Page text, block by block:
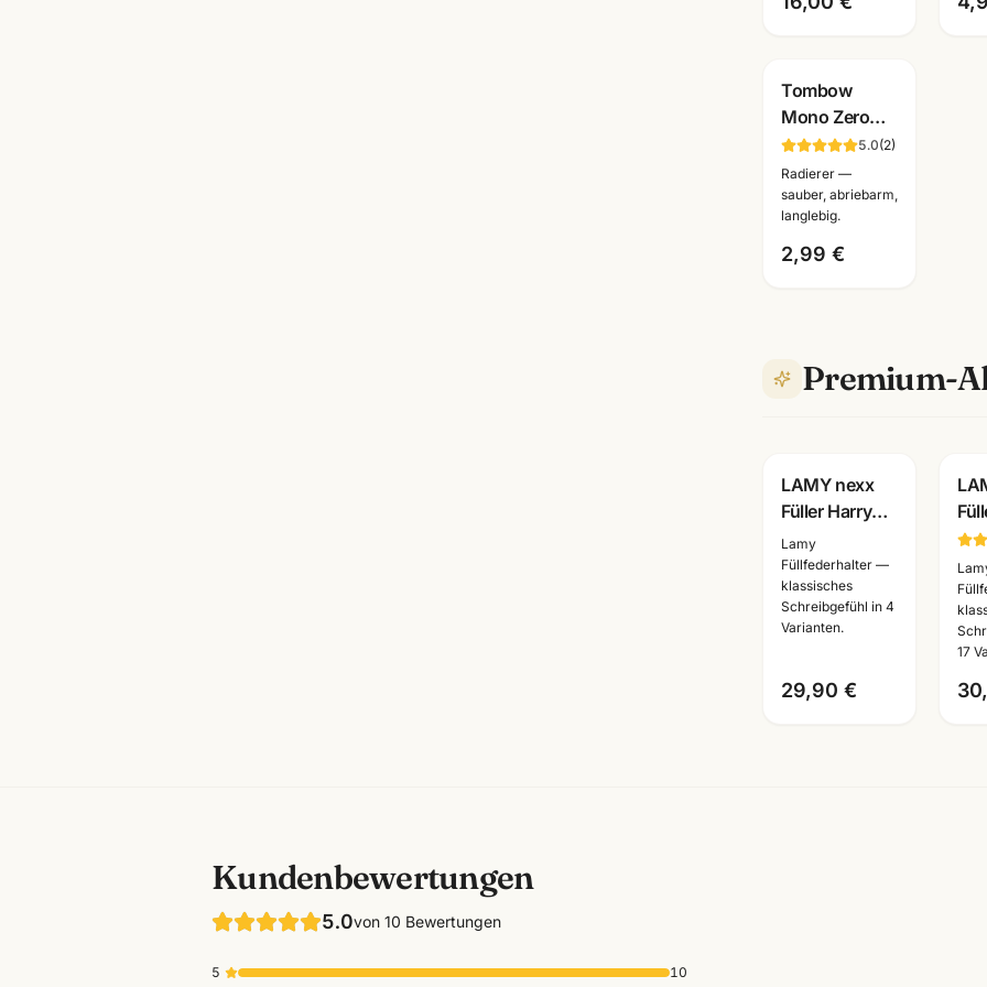
Tombow
Mono Zero
Radierstift
nachfüllbar ·
Präzisions-
Radierer ·
Mannheim
5.0(2)
Radierer —
sauber, abriebarm,
langlebig.
2,99 €
Premium-
Gravur
LAMY nexx
Füller Harry
Potter Edition
· mit
Lasergravur ·
Schreiblernfueller
Lamy
Füllfederhalter —
klassisches
Schreibgefühl in 4
Varianten.
29,90 €
17
Kundenbewertungen
5.0von 10 Bewertungen
5 10